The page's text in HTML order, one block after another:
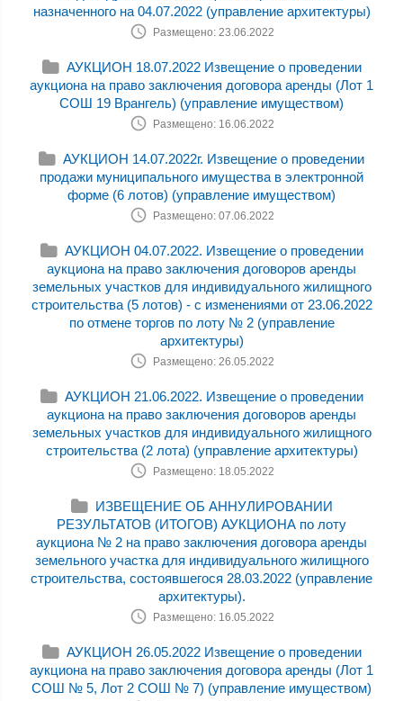
назначенного на 04.07.2022 (управление архитектуры)
Размещено: 23.06.2022
АУКЦИОН 18.07.2022 Извещение о проведении
аукциона на право заключения договора аренды (Лот 1
СОШ 19 Врангель) (управление имуществом)
Размещено: 16.06.2022
АУКЦИОН 14.07.2022г. Извещение о проведении
продажи муниципального имущества в электронной
форме (6 лотов) (управление имуществом)
Размещено: 07.06.2022
АУКЦИОН 04.07.2022. Извещение о проведении
аукциона на право заключения договоров аренды
земельных участков для индивидуального жилищного
строительства (5 лотов) - с изменениями от 23.06.2022
по отмене торгов по лоту № 2 (управление
архитектуры)
Размещено: 26.05.2022
АУКЦИОН 21.06.2022. Извещение о проведении
аукциона на право заключения договоров аренды
земельных участков для индивидуального жилищного
строительства (2 лота) (управление архитектуры)
Размещено: 18.05.2022
ИЗВЕЩЕНИЕ ОБ АННУЛИРОВАНИИ
РЕЗУЛЬТАТОВ (ИТОГОВ) АУКЦИОНА по лоту
аукциона № 2 на право заключения договора аренды
земельного участка для индивидуального жилищного
строительства, состоявшегося 28.03.2022 (управление
архитектуры).
Размещено: 16.05.2022
АУКЦИОН 26.05.2022 Извещение о проведении
аукциона на право заключения договора аренды (Лот 1
СОШ № 5, Лот 2 СОШ № 7) (управление имуществом)